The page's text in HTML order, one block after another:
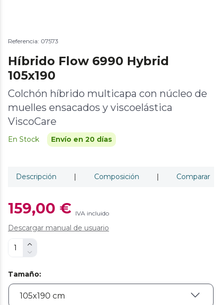
Referencia: 07573
Híbrido Flow 6990 Hybrid
105x190
Colchón híbrido multicapa con núcleo de
muelles ensacados y viscoelástica
ViscoCare
En Stock Envío en 20 días
Descripción | Composición | Comparar
159,00 € IVA incluido
Descargar manual de usuario
Tamaño: